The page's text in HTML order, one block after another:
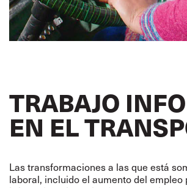
TRABAJO
EN EL
Las transformaciones a las que está
laboral, incluido el aumento del empleo